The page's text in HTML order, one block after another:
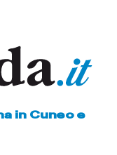
in Cuneo e